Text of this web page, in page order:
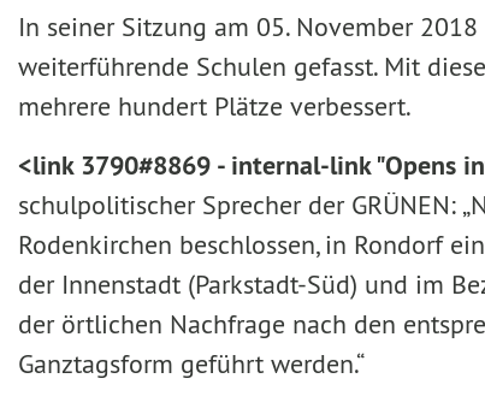
In seiner Sitzung am 05. November
weiterführende Schulen gefasst. Mit
mehrere hundert Plätze verbessert.
<link 3790#8869 - internal-link "Opens
schulpolitischer Sprecher der GRÜNEN:
Rodenkirchen beschlossen, in Rondorf
der Innenstadt (Parkstadt-Süd) und im
der örtlichen Nachfrage nach den
Ganztagsform geführt werden.“